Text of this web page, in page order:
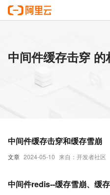
中间件缓存击穿 的
文章 2024-05-10 来自：开发者社区
中间件缓存击穿和缓存雪崩
中间件redis--缓存雪崩、缓